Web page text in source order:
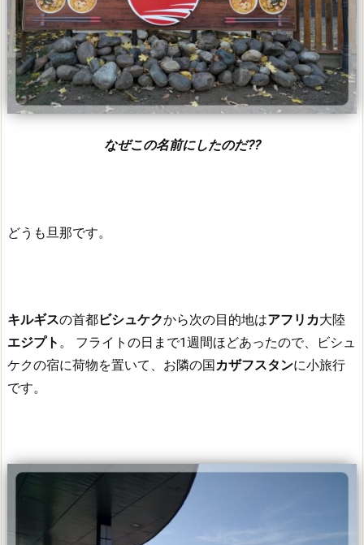
なぜこの名前にしたのだ??
どうも旦那です。
キルギスの首都ビシュケクから次の目的地はアフリカ大陸
エジプト 。
フライトの日まで1週間ほどあったので、ビシュ
ケクの宿に荷物を置いて、お隣の国カザフスタンに小旅行
です。